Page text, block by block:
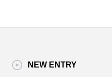
NEW ENTRY